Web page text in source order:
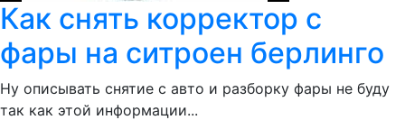
Как снять корректор с
фары на ситроен берлинго
Ну описывать снятие с авто и разборку фары не буду
так как этой информации...